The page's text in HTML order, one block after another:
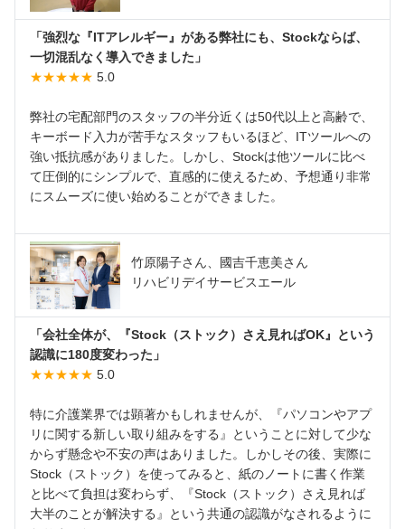
「強烈な『ITアレルギー』がある弊社にも、Stockならば、
一切混乱なく導入できました」
★★★★★ 5.0
弊社の宅配部門のスタッフの半分近くは50代以上と高齢で、
キーボード入力が苦手なスタッフもいるほど、ITツールへの
強い抵抗感がありました。しかし、Stockは他ツールに比べ
て圧倒的にシンプルで、直感的に使えるため、予想通り非常
にスムーズに使い始めることができました。
竹原陽子さん、國吉千恵美さん
リハビリデイサービスエール
「会社全体が、『Stock（ストック）さえ見ればOK』という
認識に180度変わった」
★★★★★ 5.0
特に介護業界では顕著かもしれませんが、『パソコンやアプ
リに関する新しい取り組みをする』ということに対して少な
からず懸念や不安の声はありました。しかしその後、実際に
Stock（ストック）を使ってみると、紙のノートに書く作業
と比べて負担は変わらず、『Stock（ストック）さえ見れば
大半のことが解決する』という共通の認識がなされるように